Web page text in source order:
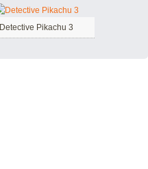
Detective Pikachu 3